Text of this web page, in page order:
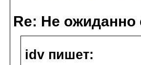
Re: Не
idv пишет: